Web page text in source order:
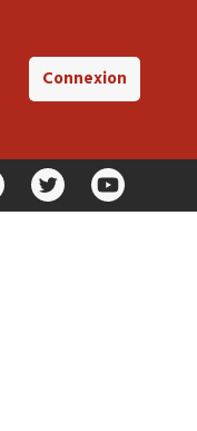
Connexion